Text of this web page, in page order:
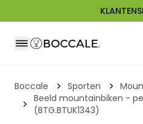
Boccale Sporten
Beeld mountainbiken -
(BTG.BTUK1343)